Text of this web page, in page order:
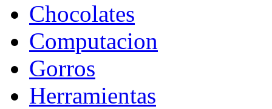
Chocolates
Computacion
Gorros
Herramientas